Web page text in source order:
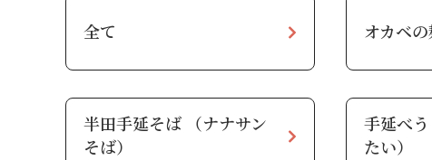
全て オカベ
半田手延そば （ナナサン
そば）
手延べ
たい）